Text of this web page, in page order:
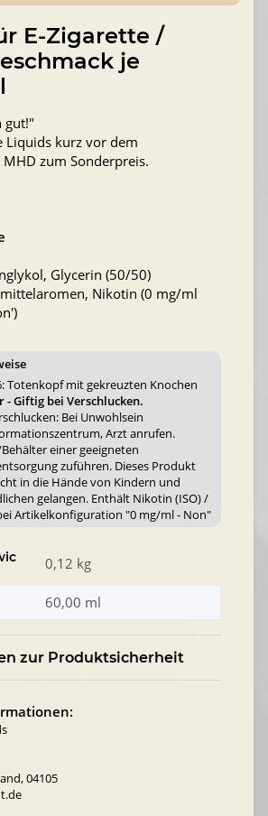
E-Zigarette /
je
gut!"
Liquids kurz vor dem
zum Sonderpreis.
Glycerin (50/50)
Nikotin (0 mg/ml
Totenkopf mit gekreuzten Knochen
- Giftig bei Verschlucken.
Bei Unwohlsein
Arzt anrufen.
einer geeigneten
zuführen. Dieses Produkt
in die Hände von Kindern und
gelangen. Enthält Nikotin (ISO) /
Artikelkonfiguration "0 mg/ml - Non"
0,12 kg
60,00 ml
zur Produktsicherheit
04105